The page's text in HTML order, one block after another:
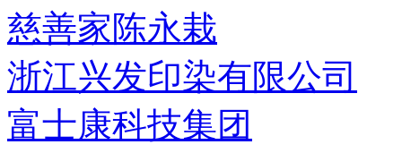
慈善家陈永栽
浙江兴发印染有限公司
富士康科技集团